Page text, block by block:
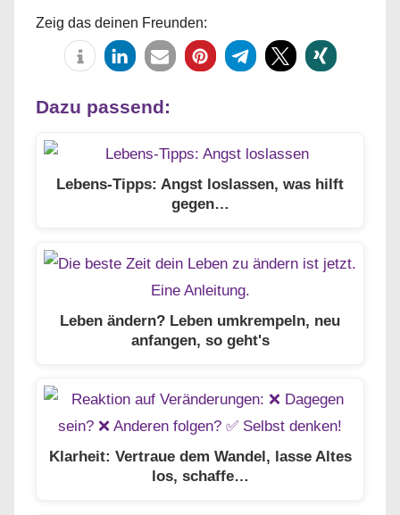
Zeig das deinen Freunden:
Dazu passend:
Lebens-Tipps: Angst loslassen, was hilft
gegen…
Leben ändern? Leben umkrempeln, neu
anfangen, so geht's
Klarheit: Vertraue dem Wandel, lasse Altes
los, schaffe…